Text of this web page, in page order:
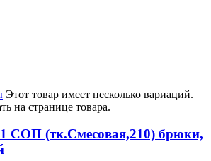
Этот товар имеет несколько вариаций.
на странице товара.
СОП (тк.Смесовая,210) брюки,